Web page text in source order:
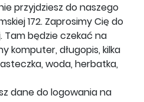
przyjdziesz do naszego
172. Zaprosimy Cię do
Tam będzie czekać na
komputer, długopis, kilka
woda, herbatka,
dane do logowania na